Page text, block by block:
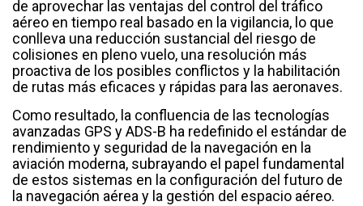
de aprovechar las ventajas del control del tráfico
aéreo en tiempo real basado en la vigilancia, lo que
conlleva una reducción sustancial del riesgo de
colisiones en pleno vuelo, una resolución más
proactiva de los posibles conflictos y la habilitación
de rutas más eficaces y rápidas para las aeronaves.
Como resultado, la confluencia de las tecnologías
avanzadas GPS y ADS-B ha redefinido el estándar de
rendimiento y seguridad de la navegación en la
aviación moderna, subrayando el papel fundamental
de estos sistemas en la configuración del futuro de
la navegación aérea y la gestión del espacio aéreo.